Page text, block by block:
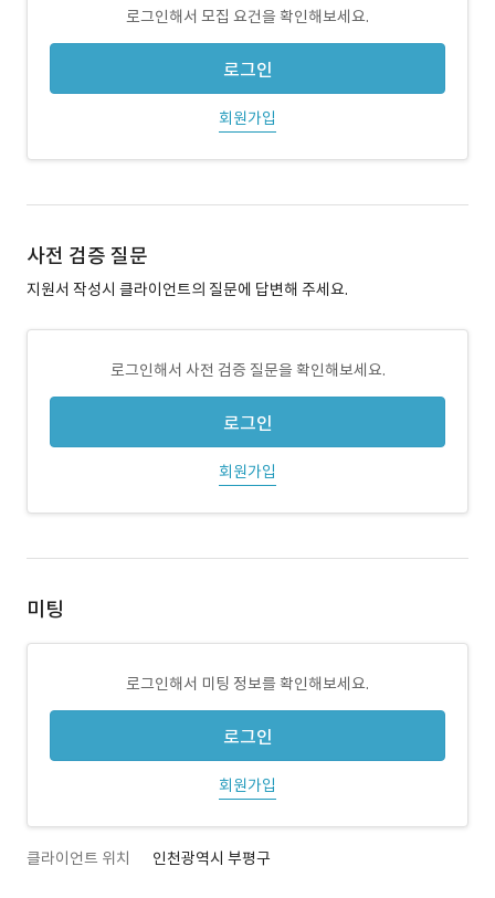
로그인해서 모집 요건을 확인해보세요.
로그인
회원가입
사전 검증 질문
지원서 작성시 클라이언트의 질문에 답변해 주세요.
로그인해서 사전 검증 질문을 확인해보세요.
로그인
회원가입
미팅
로그인해서 미팅 정보를 확인해보세요.
로그인
회원가입
클라이언트 위치 인천광역시 부평구